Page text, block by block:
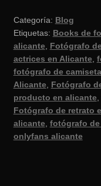
Categoría: Blog
Etiquetas: Books de
alicante, Fotógrafo
actrices en Alicante,
fotógrafo de
Alicante, Fotógrafo
producto en alicante,
Fotógrafo de retrato
alicante, fotógrafo
onlyfans alicante